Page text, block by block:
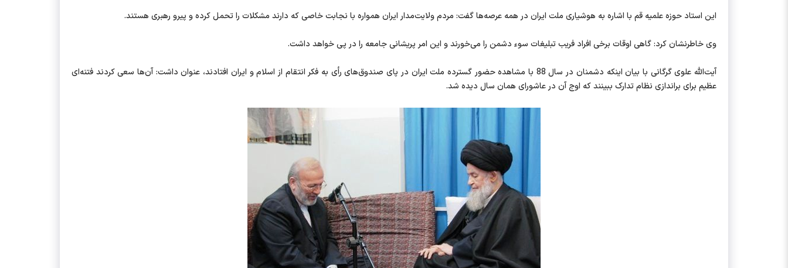
این استاد حوزه علمیه قم با اشاره به هوشیاری ملت ایران در همه عرصه‌ها گفت: مردم ولایت‌مدار ایران همواره با نجابت خاصی که دارند مشکلات را تحمل کرده و پیرو رهبری هستند.
وی خاطرنشان کرد: گاهی اوقات برخی افراد فریب تبلیغات سوء دشمن را می‌خورند و این امر پریشانی جامعه را در پی خواهد داشت.
آیت‌الله علوی گرگانی با بیان اینکه دشمنان در سال 88 با مشاهده حضور گسترده ملت ایران در پای صندوق‌های رأی به فکر انتقام از اسلام و ایران افتادند، عنوان داشت: آن‌ها سعی کردند فتنه‌ای
عظیم برای براندازی نظام تدارک ببینند که اوج آن در عاشورای همان سال دیده شد.